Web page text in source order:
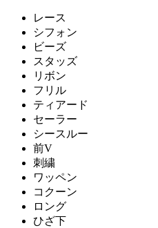
レース
シフォン
ビーズ
スタッズ
リボン
フリル
ティアード
セーラー
シースルー
前V
刺繍
ワッペン
コクーン
ロング
ひざ下